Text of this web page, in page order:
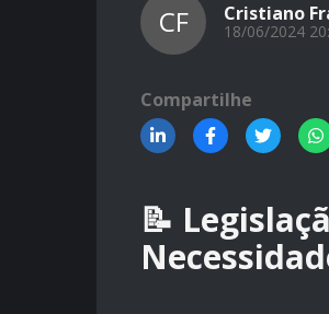
CF Cristiano
18/06/2024
Compartilhe
📝